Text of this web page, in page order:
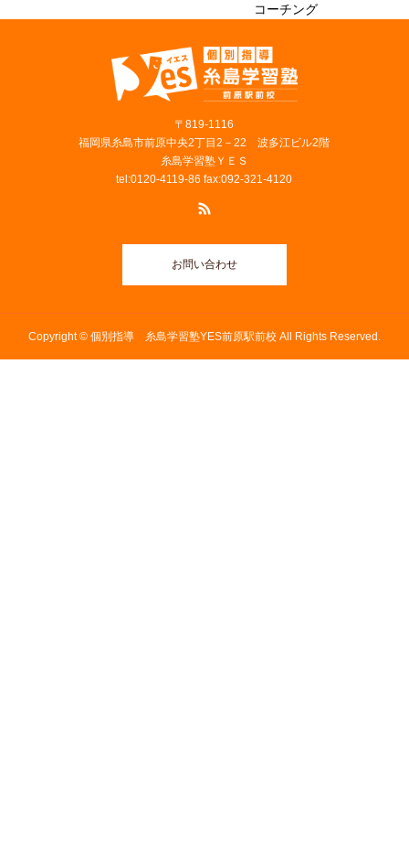
コーチング
〒819‐1116
福岡県糸島市前原中央2丁目2－22 波多江ビル2階
糸島学習塾ＹＥＳ
tel:0120-4119-86 fax:092-321-4120
お問い合わせ
Copyright © 個別指導 糸島学習塾YES前原駅前校 All Rights Reserved.